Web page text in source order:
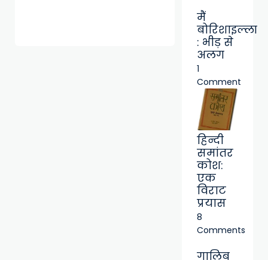
मैं
बोरिशाइल्ला
: भीड़ से
अलग
1
Comment
हिन्दी
समांतर
कोश:
एक
विराट
प्रयास
8
Comments
गालिब